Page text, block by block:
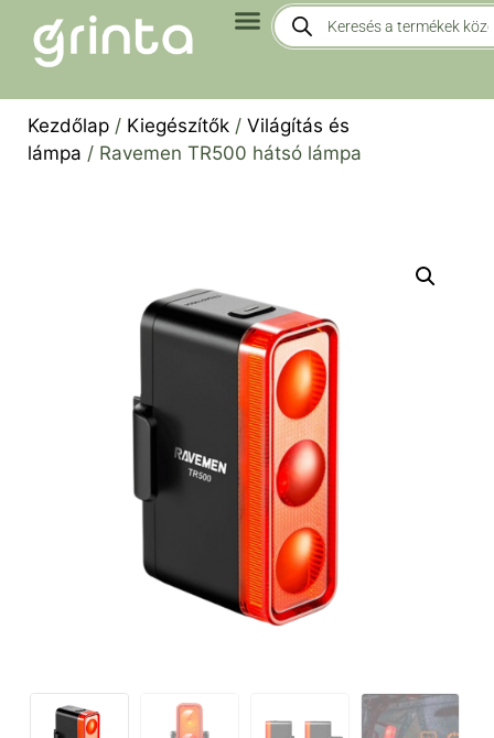
Kezdőlap / Kiegészítők / Világítás és
lámpa / Ravemen TR500 hátsó lámpa